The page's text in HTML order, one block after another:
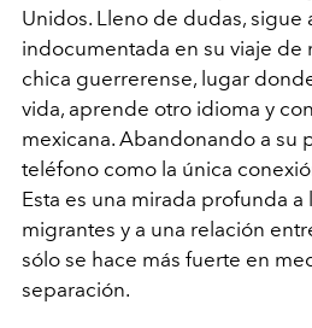
Unidos. Lleno de dudas, sigue
indocumentada en su viaje de
chica guerrerense, lugar
vida, aprende otro idioma y
mexicana. Abandonando a su
teléfono como la única
Esta es una mirada profunda a
migrantes y a una relación
sólo se hace más fuerte en
separación.